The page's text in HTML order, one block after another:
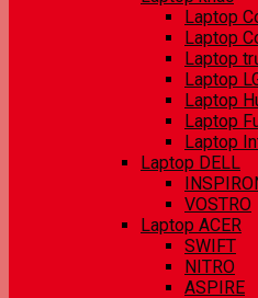
Laptop
Laptop
Laptop
Laptop
Laptop
Laptop
Laptop
Laptop DELL
VOSTRO
Laptop ACER
SWIFT
NITRO
ASPIRE